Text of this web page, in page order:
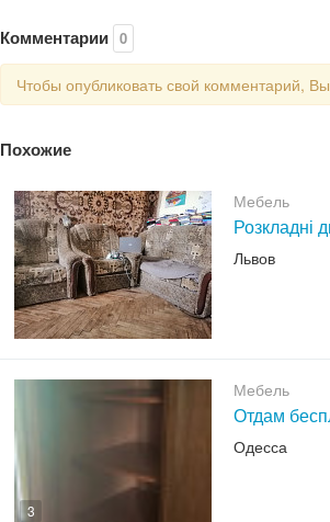
Комментарии 0
Чтобы опубликовать свой комментарий,
Похожие
Мебель
Розкладні
Львов
3
Мебель
Отдам
Одесса